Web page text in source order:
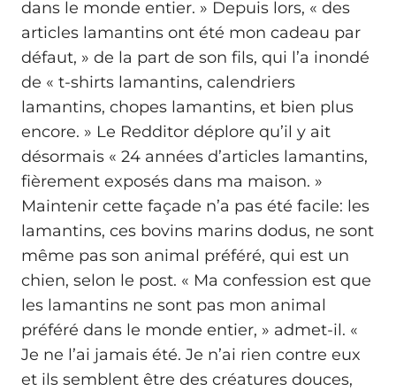
dans le monde entier. » Depuis lors, « des
articles lamantins ont été mon cadeau par
défaut, » de la part de son fils, qui l’a inondé
de « t-shirts lamantins, calendriers
lamantins, chopes lamantins, et bien plus
encore. » Le Redditor déplore qu’il y ait
désormais « 24 années d’articles lamantins,
fièrement exposés dans ma maison. »
Maintenir cette façade n’a pas été facile: les
lamantins, ces bovins marins dodus, ne sont
même pas son animal préféré, qui est un
chien, selon le post. « Ma confession est que
les lamantins ne sont pas mon animal
préféré dans le monde entier, » admet-il. «
Je ne l’ai jamais été. Je n’ai rien contre eux
et ils semblent être des créatures douces,